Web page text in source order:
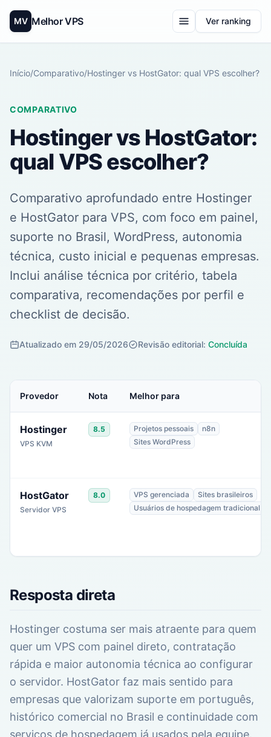
MV Melhor VPS Ver ranking
Início/Comparativo/Hostinger vs HostGator: qual VPS escolher?
COMPARATIVO
Hostinger vs HostGator:
qual VPS escolher?
Comparativo aprofundado entre Hostinger
e HostGator para VPS, com foco em painel,
suporte no Brasil, WordPress, autonomia
técnica, custo inicial e pequenas empresas.
Inclui análise técnica por critério, tabela
comparativa, recomendações por perfil e
checklist de decisão.
Atualizado em 29/05/2026 Revisão editorial: Concluída
Provedor Nota Melhor para
Hostinger
VPS KVM
8.5 Projetos pessoais
n8n
Sites WordPress
HostGator
Servidor VPS
8.0 VPS gerenciada
Sites brasileiros
Usuários de hospedagem tradicional
Resposta direta
Hostinger costuma ser mais atraente para quem
quer um VPS com painel direto, contratação
rápida e maior autonomia técnica ao configurar
o servidor. HostGator faz mais sentido para
empresas que valorizam suporte em português,
histórico comercial no Brasil e continuidade com
serviços de hospedagem já usados pela equipe.